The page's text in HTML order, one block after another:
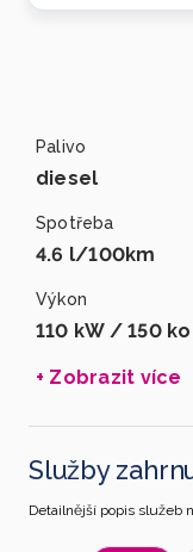
Palivo
diesel
Spotřeba
4.6 l/100km
Výkon
110 kW / 150
+ Zobrazit více
Služby
Detailnější popis služeb